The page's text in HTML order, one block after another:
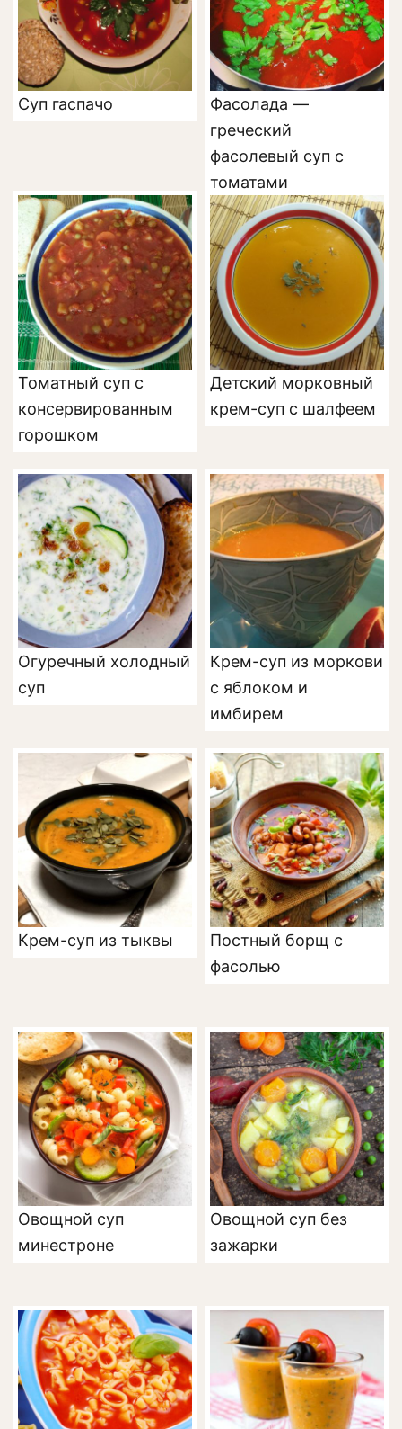
Суп гаспачо
Фасолада —
греческий
фасолевый суп с
томатами
Томатный суп с
консервированным
горошком
Детский морковный
крем-суп с шалфеем
Огуречный холодный
суп
Крем-суп из моркови
с яблоком и
имбирем
Крем-суп из тыквы
Постный борщ с
фасолью
Овощной суп
минестроне
Овощной суп без
зажарки